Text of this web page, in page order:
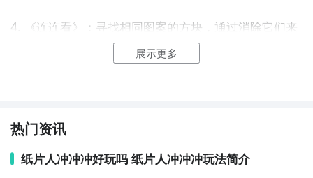
4. 《连连看》：寻找相同图案的方块，通过消除它们来
获得积分。游戏中有多种难度和模式可供选择，挑战你
的眼力和反应能力。尽量在规定的时间内消除更多的方
5. 《找茬大师》：在两幅相似的图片中找出不同之处，
锻炼你的观察力和细节把握能力。游戏中有不同主题和
关卡，每一关都隐藏着精心设计的细微差别，考验你的
展示更多
热门资讯
纸片人冲冲冲好玩吗 纸片人冲冲冲玩法简介